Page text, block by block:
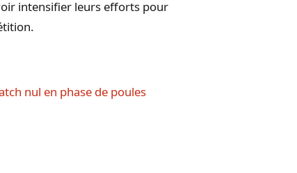
intensifier leurs efforts pour
nul en phase de poules